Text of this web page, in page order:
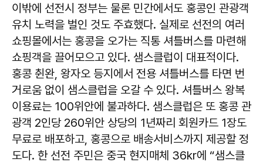
이밖에 선전시 정부는 물론 민간에서도 홍콩인 관광객
유치 노력을 벌인 것도 주효했다. 실제로 선전의 여러
쇼핑몰에서는 홍콩을 오가는 직통 셔틀버스를 마련해
쇼핑객을 끌어모으고 있다. 샘스클럽이 대표적이다.
홍콩 췬완, 왕자오 등지에서 전용 셔틀버스를 타면 번
거로움 없이 샘스클럽을 오갈 수 있다. 셔틀버스 왕복
이용료는 100위안에 불과하다. 샘스클럽은 또 홍콩 관
광객 2인당 260위안 상당의 1년짜리 회원카드 1장도
무료로 배포하고, 홍콩으로 배송서비스까지 제공할 정
도다. 한 선전 주민은 중국 현지매체 36kr에 “샘스클